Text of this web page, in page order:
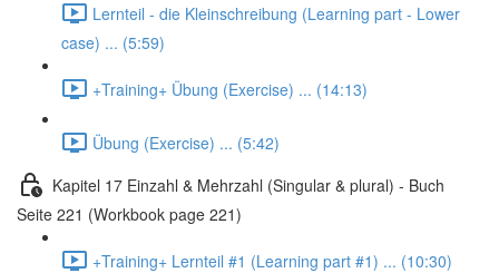
Lernteil - die Kleinschreibung (Learning part - Lower
case) ... (5:59)
+Training+ Übung (Exercise) ... (14:13)
Übung (Exercise) ... (5:42)
Kapitel 17 Einzahl & Mehrzahl (Singular & plural) - Buch
Seite 221 (Workbook page 221)
+Training+ Lernteil #1 (Learning part #1) ... (10:30)